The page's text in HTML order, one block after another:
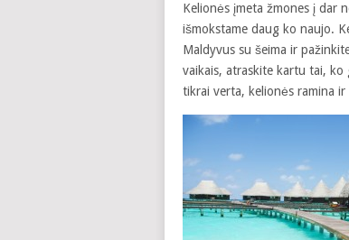
Kelionės įmeta žmones į dar
išmokstame daug ko naujo.
Maldyvus su šeima ir
vaikais, atraskite kartu tai, ko
tikrai verta, kelionės ramina